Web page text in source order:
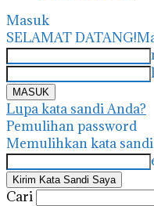
Masuk
SELAMAT DATANG!
Lupa kata sandi Anda?
Pemulihan password
Memulihkan kata
Cari